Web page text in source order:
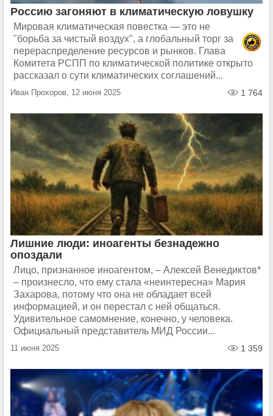
Россию загоняют в климатическую ловушку
Мировая климатическая повестка — это не
"борьба за чистый воздух", а глобальный торг за
перераспределение ресурсов и рынков. Глава
Комитета РСПП по климатической политике открыто
рассказал о сути климатических соглашений...
Иван Прохоров, 12 июня 2025 1 764
Лишние люди: иноагенты безнадежно
опоздали
Лицо, признанное иноагентом, – Алексей Венедиктов*
– произнесло, что ему стала «неинтересна» Мария
Захарова, потому что она не обладает всей
информацией, и он перестал с ней общаться.
Удивительное самомнение, конечно, у человека.
Официальный представитель МИД России...
11 июня 2025 1 359